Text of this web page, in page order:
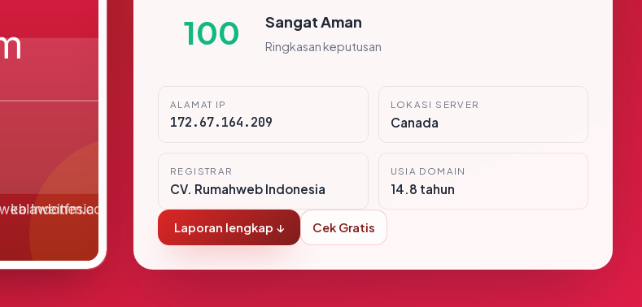
100 Sangat Aman
Ringkasan keputusan
ALAMAT IP
172.67.164.209
LOKASI SERVER
Canada
REGISTRAR
CV. Rumahweb Indonesia
USIA DOMAIN
14.8 tahun
Laporan lengkap ↓ Cek Gratis